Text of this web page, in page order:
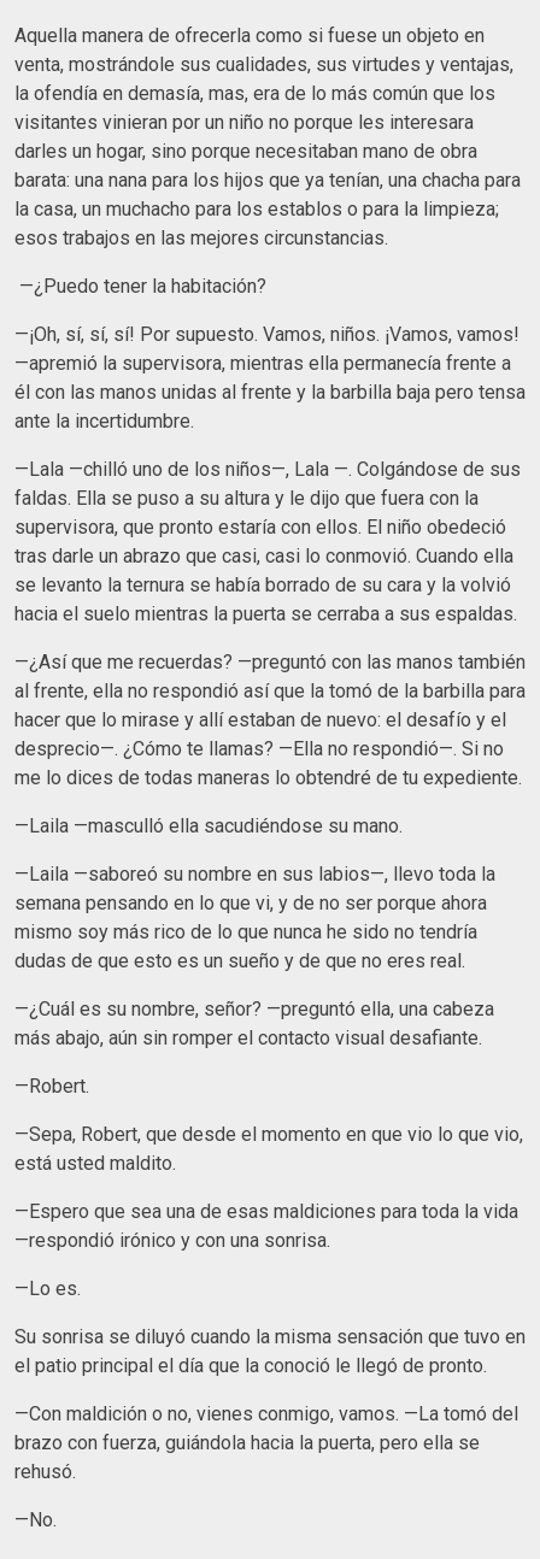
Aquella manera de ofrecerla como si fuese un objeto en
venta, mostrándole sus cualidades, sus virtudes y ventajas,
la ofendía en demasía, mas, era de lo más común que los
visitantes vinieran por un niño no porque les interesara
darles un hogar, sino porque necesitaban mano de obra
barata: una nana para los hijos que ya tenían, una chacha para
la casa, un muchacho para los establos o para la limpieza;
esos trabajos en las mejores circunstancias.
—¿Puedo tener la habitación?
—¡Oh, sí, sí, sí! Por supuesto. Vamos, niños. ¡Vamos, vamos!
—apremió la supervisora, mientras ella permanecía frente a
él con las manos unidas al frente y la barbilla baja pero tensa
ante la incertidumbre.
—Lala —chilló uno de los niños—, Lala —. Colgándose de sus
faldas. Ella se puso a su altura y le dijo que fuera con la
supervisora, que pronto estaría con ellos. El niño obedeció
tras darle un abrazo que casi, casi lo conmovió. Cuando ella
se levanto la ternura se había borrado de su cara y la volvió
hacia el suelo mientras la puerta se cerraba a sus espaldas.
—¿Así que me recuerdas? —preguntó con las manos también
al frente, ella no respondió así que la tomó de la barbilla para
hacer que lo mirase y allí estaban de nuevo: el desafío y el
desprecio—. ¿Cómo te llamas? —Ella no respondió—. Si no
me lo dices de todas maneras lo obtendré de tu expediente.
—Laila —masculló ella sacudiéndose su mano.
—Laila —saboreó su nombre en sus labios—, llevo toda la
semana pensando en lo que vi, y de no ser porque ahora
mismo soy más rico de lo que nunca he sido no tendría
dudas de que esto es un sueño y de que no eres real.
—¿Cuál es su nombre, señor? —preguntó ella, una cabeza
más abajo, aún sin romper el contacto visual desafiante.
—Robert.
—Sepa, Robert, que desde el momento en que vio lo que vio,
está usted maldito.
—Espero que sea una de esas maldiciones para toda la vida
—respondió irónico y con una sonrisa.
—Lo es.
Su sonrisa se diluyó cuando la misma sensación que tuvo en
el patio principal el día que la conoció le llegó de pronto.
—Con maldición o no, vienes conmigo, vamos. —La tomó del
brazo con fuerza, guiándola hacia la puerta, pero ella se
rehusó.
—No.